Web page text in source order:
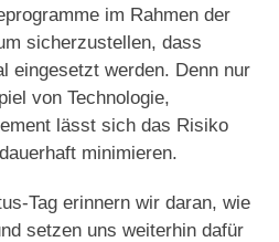
im Rahmen der
sicherzustellen, dass
eingesetzt werden. Denn nur
von Technologie,
lässt sich das Risiko
minimieren.
Tag erinnern wir daran, wie
setzen uns weiterhin dafür